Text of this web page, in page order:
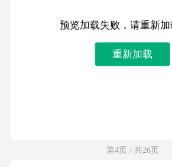
预览加载失败，请重新
重新加载
第4页 / 共26页